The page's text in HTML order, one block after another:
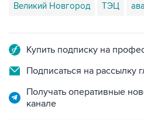
Великий Новгород ТЭЦ
Купить подписку на
Подписаться на рассылку
Получать оперативные
канале